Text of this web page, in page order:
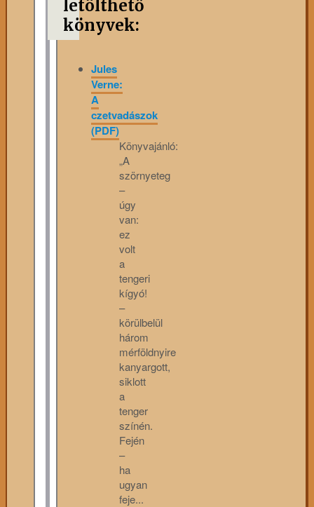
letölthető
könyvek:
Jules
Verne:
A
czetvadászok
(PDF)
Könyvajánló:
„A
szörnyeteg
–
úgy
van:
ez
volt
a
tengeri
kígyó!
–
körülbelül
három
mérföldnyire
kanyargott,
siklott
a
tenger
színén.
Fején
–
ha
ugyan
feje...